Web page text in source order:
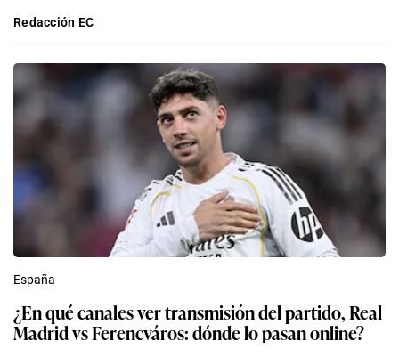
Redacción EC
España
¿En qué canales ver transmisión del partido, Real
Madrid vs Ferencváros: dónde lo pasan online?